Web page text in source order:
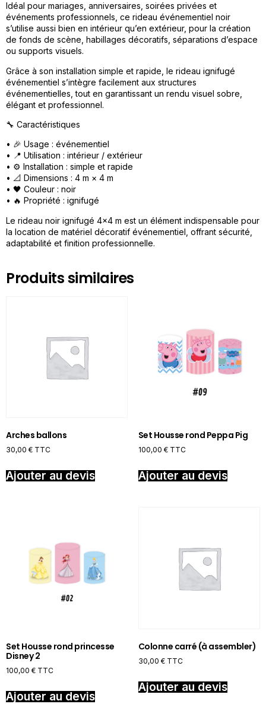
Idéal pour mariages, anniversaires, soirées privées et
événements professionnels, ce rideau événementiel noir
s’utilise aussi bien en intérieur qu’en extérieur, pour la création
de fonds de scène, habillages décoratifs, séparations d’espace
ou supports visuels.
Grâce à son installation simple et rapide, le rideau ignifugé
événementiel s’intègre facilement aux structures
événementielles, tout en garantissant un rendu visuel sobre,
élégant et professionnel.
🔧 Caractéristiques
• 🎉 Usage : événementiel
• 📍 Utilisation : intérieur / extérieur
• ⚙️ Installation : simple et rapide
• 📐 Dimensions : 4 m × 4 m
• 🖤 Couleur : noir
• 🔥 Propriété : ignifugé
Le rideau noir ignifugé 4×4 m est un élément indispensable pour
la location de matériel décoratif événementiel, offrant sécurité,
adaptabilité et finition professionnelle.
Produits similaires
Arches ballons
30,00 € TTC
Ajouter au devis
Set Housse rond Peppa Pig
100,00 € TTC
Ajouter au devis
Set Housse rond princesse
Disney 2
100,00 € TTC
Ajouter au devis
Colonne carré (à assembler)
30,00 € TTC
Ajouter au devis